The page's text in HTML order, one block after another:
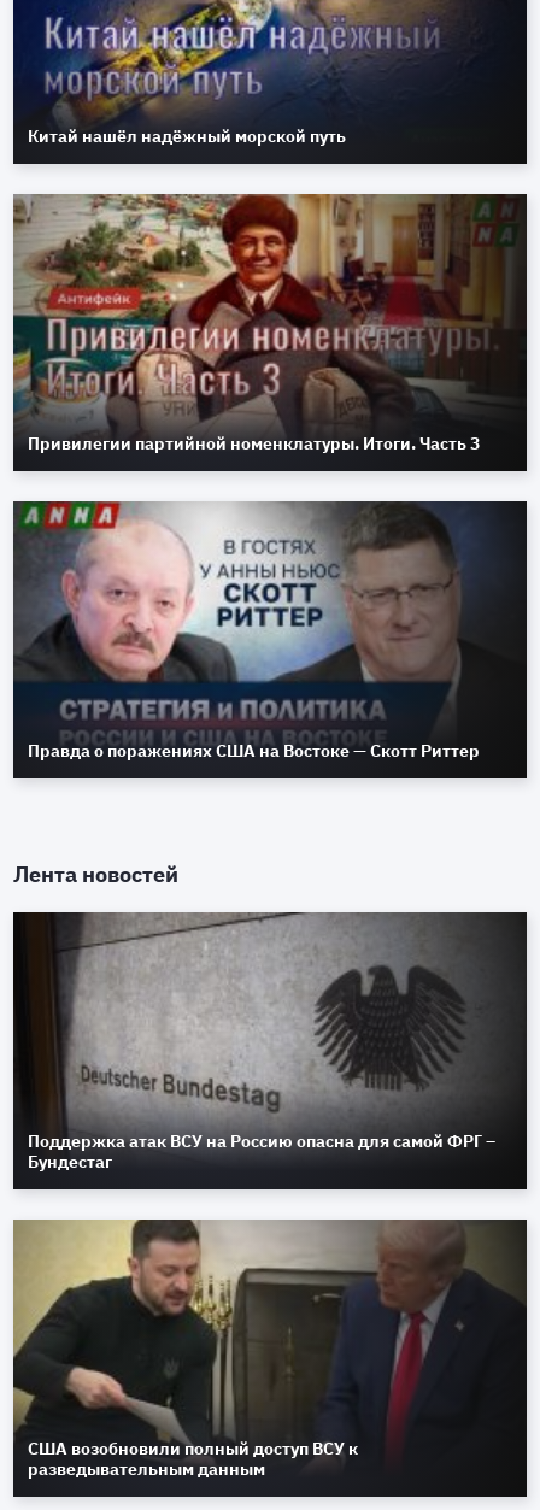
Китай нашёл надёжный морской путь
Привилегии партийной номенклатуры. Итоги. Часть 3
Правда о поражениях США на Востоке — Скотт Риттер
Лента новостей
Поддержка атак ВСУ на Россию опасна для самой ФРГ –
Бундестаг
США возобновили полный доступ ВСУ к
разведывательным данным